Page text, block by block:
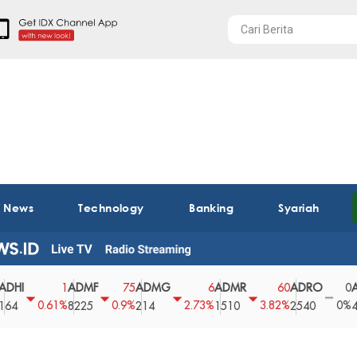
Technology Banking Syariah
0.61%
ADMF
8225
75
0.9%
ADMG
214
2.73%
ADMR
1510
60
3.82%
ADRO
2540
0
0%
AEGS